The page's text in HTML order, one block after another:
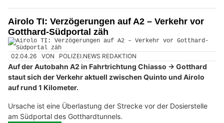
Airolo TI: Verzögerungen auf A2 – Verkehr vor
Gotthard-Südportal zäh
02.04.26 VON POLIZEI.NEWS REDAKTION
Auf der Autobahn A2 in Fahrtrichtung Chiasso → Gotthard
staut sich der Verkehr aktuell zwischen Quinto und Airolo
auf rund 1 Kilometer.
Ursache ist eine Überlastung der Strecke vor der Dosierstelle
am Südportal des Gotthardtunnels.